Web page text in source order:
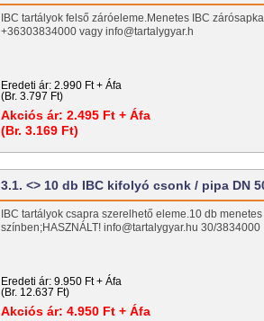
IBC tartályok felső záróeleme.Menetes IBC
+36303834000 vagy info@tartalygyar.h
Eredeti ár: 2.990 Ft + Áfa
(Br. 3.797 Ft)
Akciós ár: 2.495 Ft + Áfa
(Br. 3.169 Ft)
3.1. <> 10 db IBC kifolyó csonk / pipa DN
IBC tartályok csapra szerelhető eleme.10 db
színben;HASZNÁLT! info@tartalygyar.hu 30/3834000
Eredeti ár: 9.950 Ft + Áfa
(Br. 12.637 Ft)
Akciós ár: 4.950 Ft + Áfa